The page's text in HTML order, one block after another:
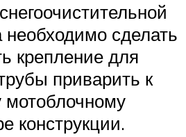
сделать
крепление для
приварить к
конструкции.